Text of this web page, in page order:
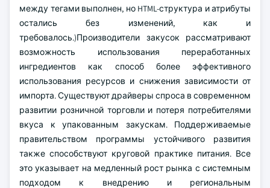
между тегами выполнен, но HTML-структура и атрибуты
остались без изменений, как и
требовалось.)Производители закусок рассматривают
возможность использования переработанных
ингредиентов как способ более эффективного
использования ресурсов и снижения зависимости от
импорта. Существуют драйверы спроса в современном
развитии розничной торговли и потеря потребителями
вкуса к упакованным закускам. Поддерживаемые
правительством программы устойчивого развития
также способствуют круговой практике питания. Все
это указывает на медленный рост рынка с системным
подходом к внедрению и региональным